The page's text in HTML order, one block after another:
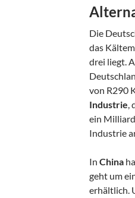
Die
das
drei liegt.
von R290
Industrie,
ein
Industrie
In China
geht um
erhältlich.